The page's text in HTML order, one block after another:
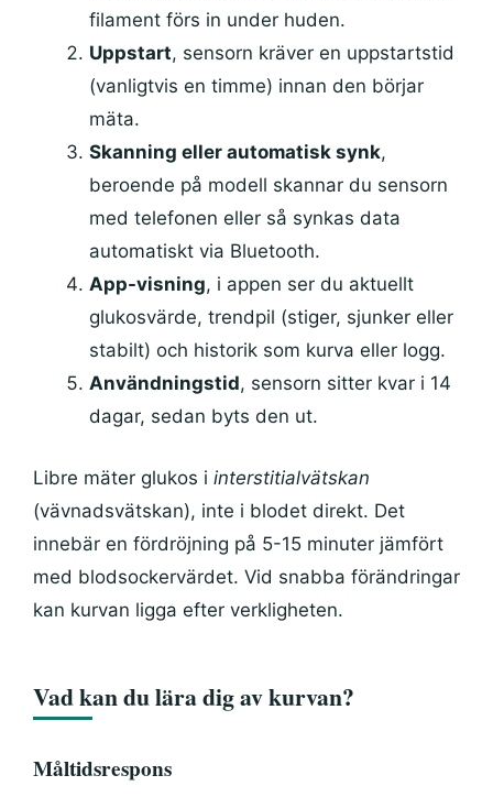
filament förs in under huden.
Uppstart, sensorn kräver en uppstartstid
(vanligtvis en timme) innan den börjar
mäta.
Skanning eller automatisk synk,
beroende på modell skannar du sensorn
med telefonen eller så synkas data
automatiskt via Bluetooth.
App-visning, i appen ser du aktuellt
glukosvärde, trendpil (stiger, sjunker eller
stabilt) och historik som kurva eller logg.
Användningstid, sensorn sitter kvar i 14
dagar, sedan byts den ut.
Libre mäter glukos i interstitialvätskan
(vävnadsvätskan), inte i blodet direkt. Det
innebär en fördröjning på 5-15 minuter jämfört
med blodsockervärdet. Vid snabba förändringar
kan kurvan ligga efter verkligheten.
Vad kan du lära dig av kurvan?
Måltidsrespons